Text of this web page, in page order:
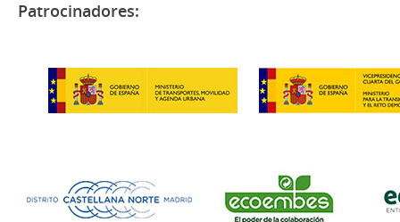
Patrocinadores: